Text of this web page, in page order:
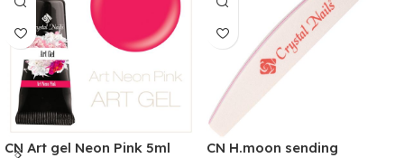
CN Art gel Neon Pink 5ml
CN H.moon sending